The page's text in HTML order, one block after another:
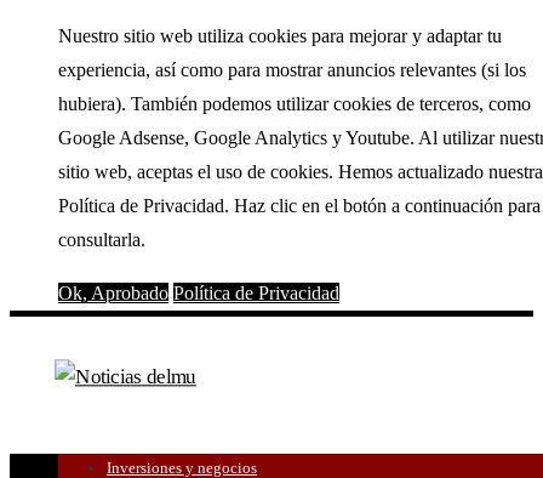
Nuestro sitio web utiliza cookies para mejorar y adaptar tu
experiencia, así como para mostrar anuncios relevantes (si los
hubiera). También podemos utilizar cookies de terceros, como
Google Adsense, Google Analytics y Youtube. Al utilizar
sitio web, aceptas el uso de cookies. Hemos actualizado nuestra
Política de Privacidad. Haz clic en el botón a continuación para
consultarla.
Ok, Aprobado Política de Privacidad
Inversiones y negocios